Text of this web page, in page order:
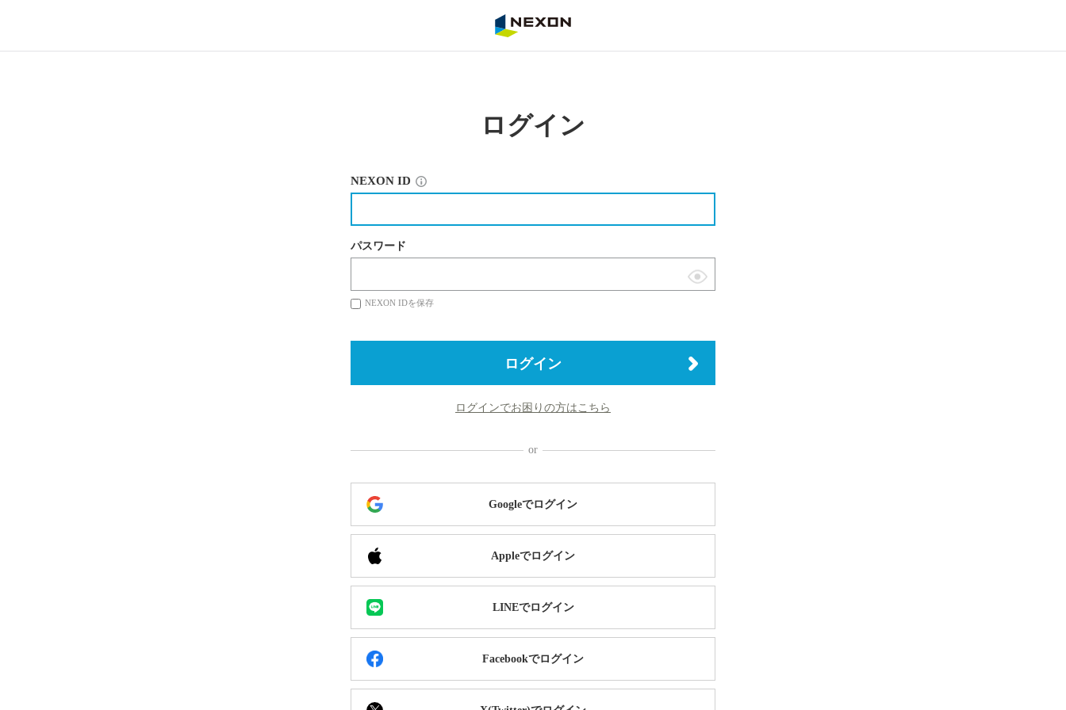
ログイン
NEXON ID
パスワード
表
替
NEXON IDを保存
ログイン
ログインでお困りの方はこちら
Googleでログイン
Appleでログイン
LINEでログイン
Facebookでログイン